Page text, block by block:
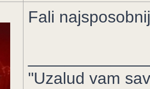
Fali
"Uzalud vam